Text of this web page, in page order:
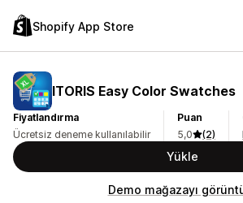
Shopify App Store
ITORIS Easy Color Swatches
Fiyatlandırma
Ücretsiz deneme kullanılabilir
Puan
5,0
(2)
Yükle
Demo mağazayı